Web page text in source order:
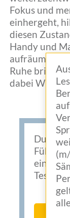
Fokus und
einhergeht,
diesen
Handy und
aufräumen
Ruhe
dabei
Du
einfach
Test.